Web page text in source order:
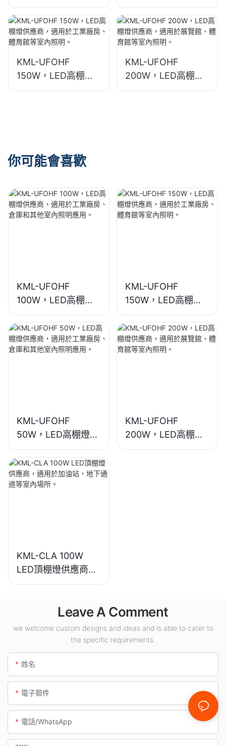
應商，適用於工業廠
房、倉庫和其他室內
照明應用。
供應商，適用於工業
廠房、倉庫和其他室
內照明應用。
KML-UFOHF
150W，LED高棚燈
供應商，適用於工業
KML-UFOHF
200W，LED高棚燈
供應商，適用於展覽
你可能會喜歡
KML-UFOHF
100W，LED高棚燈
供應商，適用於工業
廠房、倉庫和其他室
內照明應用。
KML-UFOHF
150W，LED高棚燈
供應商，適用於工業
廠房、體育館等室內
照明。
KML-UFOHF
50W，LED高棚燈供
應商，適用於工業廠
房、倉庫和其他室內
照明應用。
KML-UFOHF
200W，LED高棚燈
供應商，適用於展覽
KML-CLA 100W
LED頂棚燈供應商，
適用於加油站、地下
Leave A Comment
we welcome custom designs and ideas and is able to cater to
the specific requirements.
姓名
電子郵件
電話/WhatsApp